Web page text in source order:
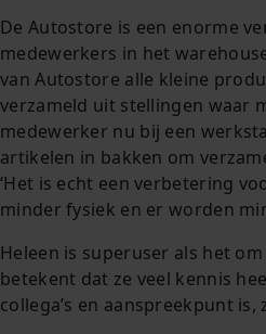
De Autostore is een enorme
medewerkers in het
van Autostore alle kleine
verzameld uit stellingen waar
medewerker nu bij een
artikelen in bakken om
‘Het is echt een verbetering
minder fysiek en er worden
Heleen is superuser als het
betekent dat ze veel kennis
collega’s en aanspreekpunt